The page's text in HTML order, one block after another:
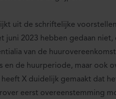
uit de schriftelijke
juni 2023 hebben gedaan
van de
en de huurperiode, maar ook
heeft X duidelijk gemaakt dat
eerst overeenstemming